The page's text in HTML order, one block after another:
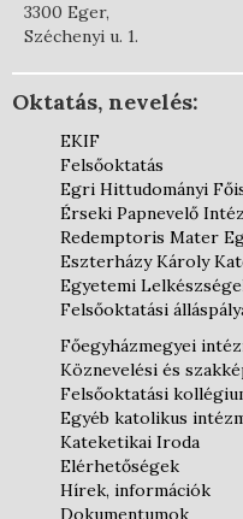
3300 Eger,
Széchenyi u. 1.
Oktatás, nevelés:
EKIF
Felsőoktatás
Egri Hittudományi
Érseki Papnevelő
Redemptoris Mater
Eszterházy Károly
Egyetemi
Felsőoktatási
Főegyházmegyei
Köznevelési és
Felsőoktatási
Egyéb katolikus
Kateketikai Iroda
Elérhetőségek
Hírek, információk
Dokumentumok